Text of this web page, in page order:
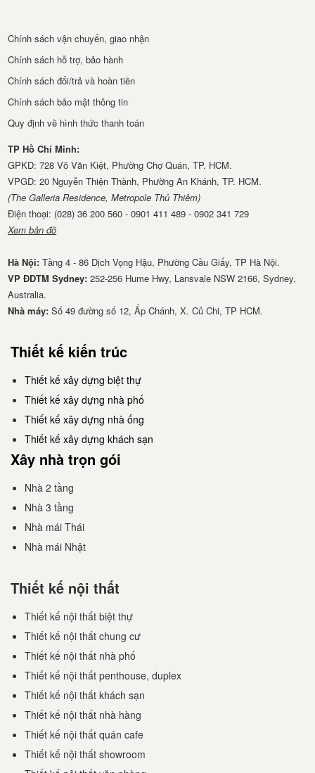
Chính sách vận chuyển, giao nhận
Chính sách hỗ trợ, bảo hành
Chính sách đổi/trả và hoàn tiền
Chính sách bảo mật thông tin
Quy định về hình thức thanh toán
TP Hồ Chí Minh:
GPKD: 728 Võ Văn Kiệt, Phường Chợ Quán, TP. HCM.
VPGD: 20 Nguyễn Thiện Thành, Phường An Khánh, TP. HCM.
(The Galleria Residence, Metropole Thủ Thiêm)
Điện thoại: (028) 36 200 560 - 0901 411 489 - 0902 341 729
Xem bản đồ
Hà Nội:Tầng 4 - 86 Dịch Vọng Hậu, Phường Cầu Giấy, TP Hà Nội.
VP ĐDTM Sydney: 252-256 Hume Hwy, Lansvale NSW 2166, Sydney,
Australia.
Nhà má​y: Số 49 đường số 12, Ấp Chánh, X. Củ Chi, TP HCM.
Thiết kế kiến trúc
Thiết kế xây dựng biệt thự
Thiết kế xây dựng nhà phố
Thiết kế xây dựng nhà ống
Thiết kế xây dựng khách sạn
Xây nhà trọn gói
Nhà 2 tầng
Nhà 3 tầng
Nhà mái Thái
Nhà mái Nhật
Thiết kế nội thất
Thiết kế nội thất biệt thự
Thiết kế nội thất chung cư
Thiết kế nội thất nhà phố
Thiết kế nội thất penthouse, duplex
Thiết kế nội thất khách sạn
Thiết kế nội thất nhà hàng
Thiết kế nội thất quán cafe
Thiết kế nội thất showroom